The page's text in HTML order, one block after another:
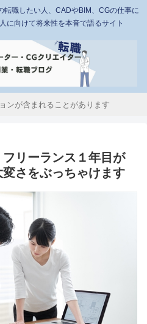
職したい人、CADやBIM、CGの仕事に
に向けて将来性を本音で語るサイト
ンが含まれることがあります
リーランス１年目が
さをぶっちゃけます